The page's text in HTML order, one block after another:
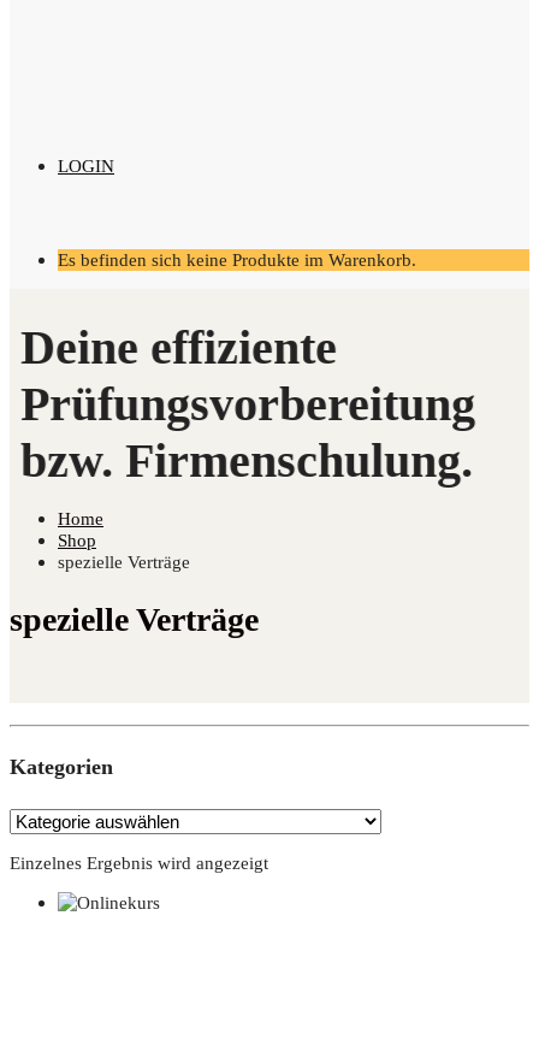
LOGIN
Es befinden sich keine Produkte im Warenkorb.
Home
Shop
spezielle Verträge
spezielle Verträge
Kate­go­rien
Einzelnes Ergebnis wird angezeigt